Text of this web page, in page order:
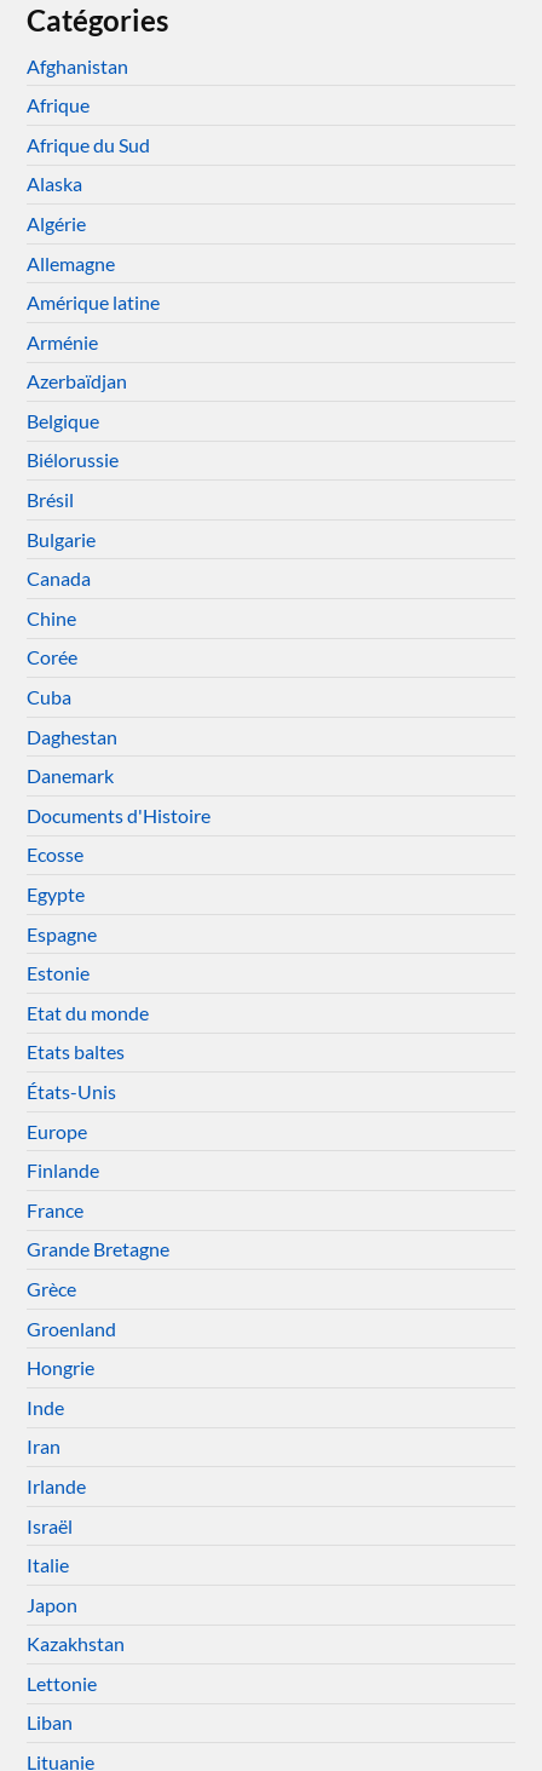
Catégories
Afghanistan
Afrique
Afrique du Sud
Alaska
Algérie
Allemagne
Amérique latine
Arménie
Azerbaïdjan
Belgique
Biélorussie
Brésil
Bulgarie
Canada
Chine
Corée
Cuba
Daghestan
Danemark
Documents d'Histoire
Ecosse
Egypte
Espagne
Estonie
Etat du monde
Etats baltes
États-Unis
Europe
Finlande
France
Grande Bretagne
Grèce
Groenland
Hongrie
Inde
Iran
Irlande
Israël
Italie
Japon
Kazakhstan
Lettonie
Liban
Lituanie